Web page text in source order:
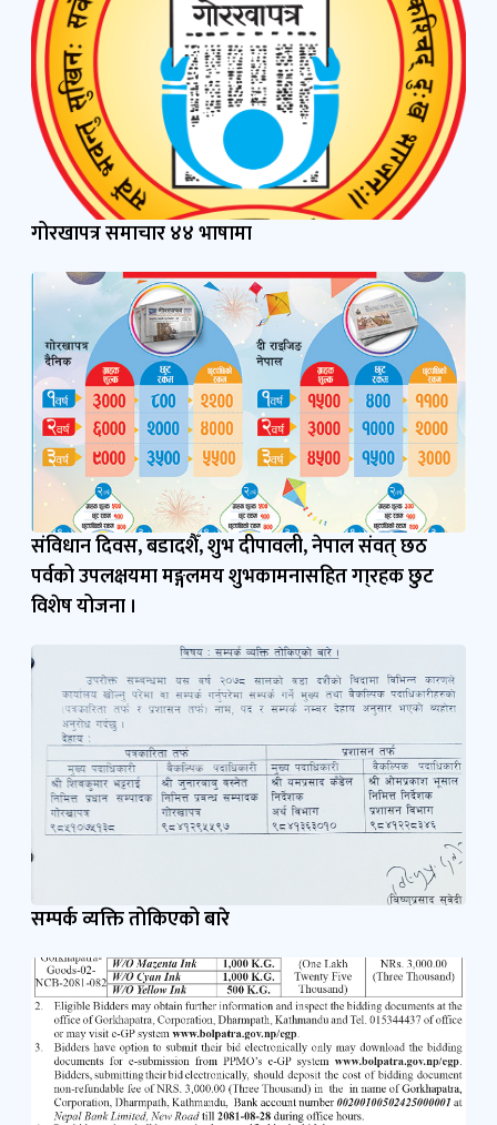
गोरखापत्र समाचार ४४ भाषामा
संविधान दिवस, बडादशैँ, शुभ दीपावली, नेपाल संवत् छठ
पर्वको उपलक्षयमा मङ्गलमय शुभकामनासहित गा्रहक छुट
विशेष योजना ।
सम्पर्क व्यक्ति तोकिएको बारे